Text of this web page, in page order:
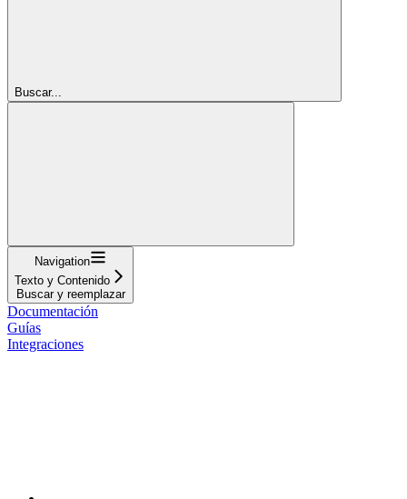
Buscar...
Navigation
Texto y Contenido
Buscar y reemplazar
Documentación
Guías
Integraciones